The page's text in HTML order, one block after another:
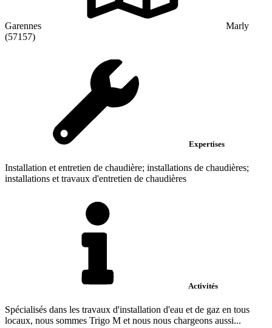
Garennes
Marly
(57157)
Expertises
Installation et entretien de chaudière; installations de chaudières;
installations et travaux d'entretien de chaudières
Activités
Spécialisés dans les travaux d'installation d'eau et de gaz en tous
locaux, nous sommes Trigo M et nous nous chargeons aussi...